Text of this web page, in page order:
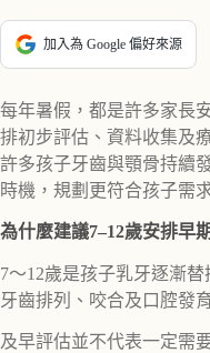
加入為 Google 偏好來源
每年暑假，都是許多家長
排初步評估、資料收集及
許多孩子牙齒與顎骨持續
時機，規劃更符合孩子需
為什麼建議7–12歲安排早
7～12歲是孩子乳牙逐漸
牙齒排列、咬合及口腔發
及早評估並不代表一定需